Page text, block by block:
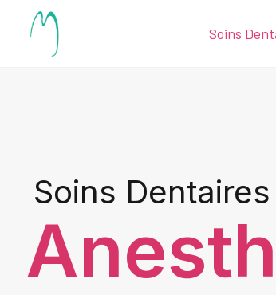
Soins
Soins